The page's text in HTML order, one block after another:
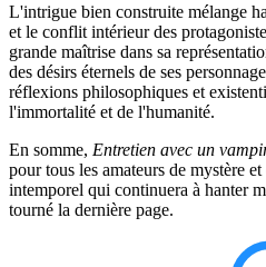
L'intrigue bien construite mélange
et le conflit intérieur des
grande maîtrise dans sa
des désirs éternels de ses
réflexions philosophiques et
l'immortalité et de l'humanité.
En somme, Entretien avec un
pour tous les amateurs de mystère
intemporel qui continuera à hanter
tourné la dernière page.